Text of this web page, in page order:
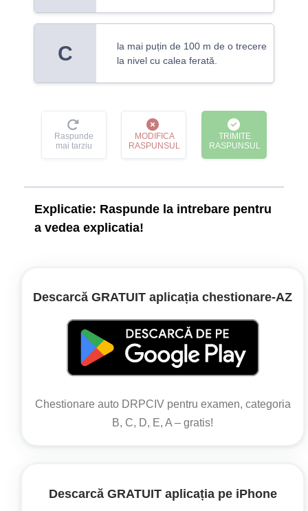
C
la mai puțin de 100 m de o trecere
la nivel cu calea ferată.
Raspunde
mai tarziu
MODIFICA
RASPUNSUL
TRIMITE
RASPUNSUL
Explicatie: Raspunde la intrebare pentru
a vedea explicatia!
Legislație:
Regulamentul de aplicare a OUG nr.
195/2002
Se interzice întoarcerea vehiculului:
Descarcă GRATUIT aplicația chestionare‑AZ
Chestionare auto DRPCIV pentru examen, categoria
B, C, D, E, A – gratis!
Descarcă GRATUIT aplicația pe iPhone